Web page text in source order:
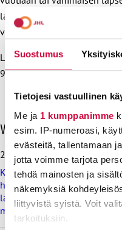
Suostumus
Tietojesi vastuullinen
Me ja 1 kumppanimme
esim. IP-numeroasi,
evästeitä, tallentamaan
jotta voimme tarjota
tehdä mainosten ja
näkemyksiä
liittyvistä syistä. Voit
tarkoituksiin.
lapsen sairastuessa
vuotiaiden lasten hoidon
Lisätiedot:
9316
O
h
i
t
a
v
i
i
Viimeisimmät uutiset
28.7.2026
Koulutus ja kasvatus pitää
hyvinvoinnin ehdoilla –
lausunnon koulujen ja
muistioluonnoksesta